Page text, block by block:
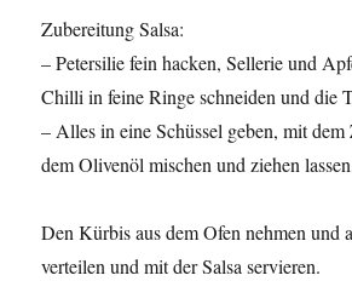
Zubereitung Salsa:
– Petersilie fein hacken, Sellerie und
Chilli in feine Ringe schneiden und die
– Alles in eine Schüssel geben, mit
dem Olivenöl mischen und ziehen
Den Kürbis aus dem Ofen nehmen und
verteilen und mit der Salsa servieren.